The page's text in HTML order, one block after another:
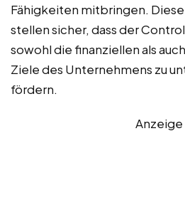
Fähigkeiten mitbringen.
stellen sicher, dass der
sowohl die finanziellen als
Ziele des Unternehmens zu
fördern.
Anzeige